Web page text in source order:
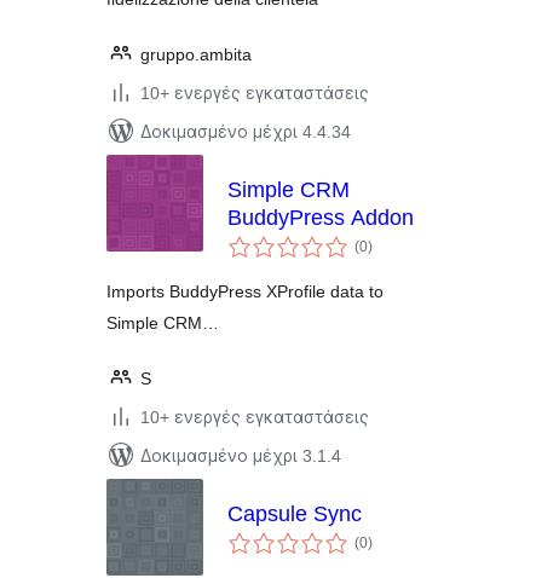
gruppo.ambita
10+ ενεργές εγκαταστάσεις
Δοκιμασμένο μέχρι 4.4.34
Simple CRM
BuddyPress Addon
(0αξιολογήσεις
σύνολο
)
Imports BuddyPress XProfile data to
Simple CRM…
S
10+ ενεργές εγκαταστάσεις
Δοκιμασμένο μέχρι 3.1.4
Capsule Sync
(0αξιολογήσεις
σύνολο
)